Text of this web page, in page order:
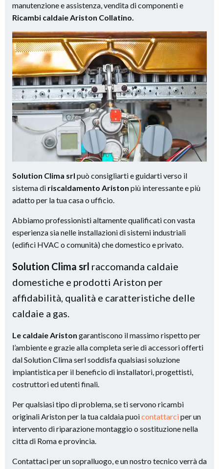
manutenzione e assistenza, vendita di componenti e
Ricambi caldaie Ariston Collatino.
Solution Clima srl può consigliarti e guidarti verso il
sistema di riscaldamento Ariston più interessante e più
adatto per la tua casa o ufficio.
Abbiamo professionisti altamente qualificati con vasta
esperienza sia nelle installazioni di sistemi industriali
(edifici HVAC o comunità) che domestico e privato.
Solution Clima srl raccomanda caldaie
domestiche e prodotti Ariston per
affidabilità, qualità e caratteristiche delle
caldaie a gas.
Le caldaie Ariston garantiscono il massimo rispetto per
l’ambiente e grazie alla completa serie di accessori offerti
dal Solution Clima serl soddisfa qualsiasi soluzione
impiantistica per il beneficio di installatori, progettisti,
costruttori ed utenti finali.
Per qualsiasi tipo di problema, se ti servono ricambi
originali Ariston per la tua caldaia puoicontattarciper un
intervento di riparazione montaggio o sostituzione nella
citta di Roma e provincia.
Contattaci per un sopralluogo, e un nostro tecnico verrà da